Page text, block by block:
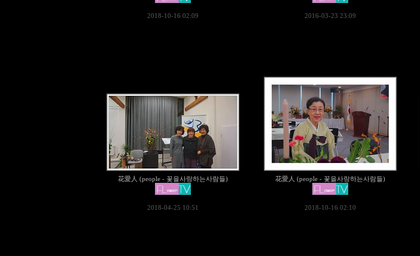
2018-10-16 02:09 2016-03-23 23:09
花愛人 (people - 꽃을사랑하는사람들)
2018-04-25 10:51
花愛人 (people - 꽃을사랑하는사람들)
2018-10-16 02:10